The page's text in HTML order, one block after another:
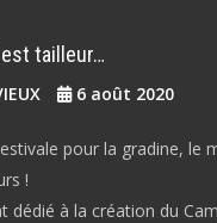
est tailleur…
6 août 2020
pour la gradine, le
!
dédié à la création du